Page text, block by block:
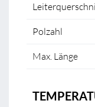
Polzahl
Max. Länge